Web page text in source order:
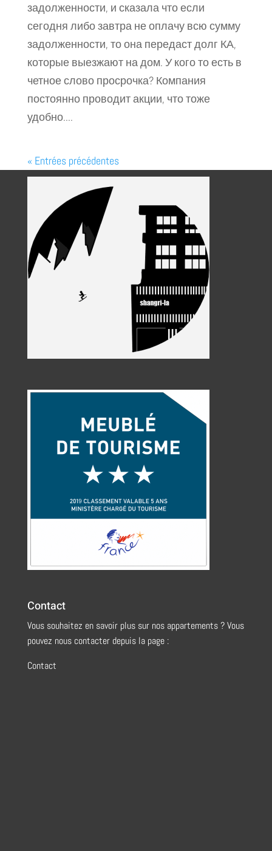
задолженности, и сказала что если
сегодня либо завтра не оплачу всю сумму
задолженности, то она передаст долг КА,
которые выезжают на дом. У кого то есть в
четное слово просрочка? Компания
постоянно проводит акции, что тоже
удобно....
« Entrées précédentes
Contact
Vous souhaitez en savoir plus sur nos appartements ? Vous
pouvez nous contacter depuis la page :
Contact